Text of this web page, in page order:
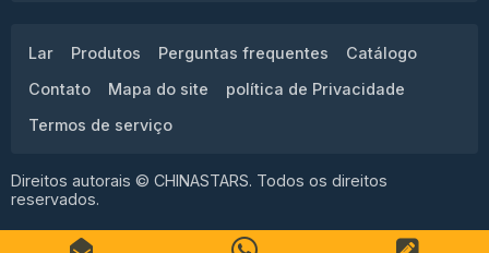
Lar Produtos Perguntas frequentes
Catálogo
Contato
Mapa do site
política de Privacidade
Termos de serviço
Direitos autorais © CHINASTARS. Todos os direitos
reservados.